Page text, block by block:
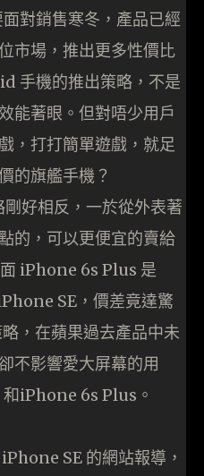
對銷售寒冬，產品已經
市場，推出更多性價比
手機的推出策略，不是
能著眼。但對唔少用戶
，打打簡單遊戲，就足
的旗艦手機？
好相反，一於從外表著
的，可以更便宜的賣給
iPhone 6s Plus 是
SE，價差竟達驚
，在蘋果過去產品中未
不影響愛大屏幕的用
iPhone 6s Plus。
SE 的網站報導，